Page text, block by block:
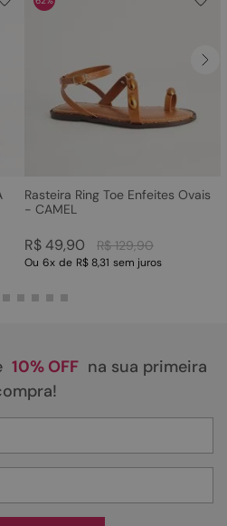
Rasteira Ring Toe Enfeites Ovais
- CAMEL
R$ 129,90
R$49,90
Ou 6x de R$ 8,31 sem juros
10% OFF na sua primeira